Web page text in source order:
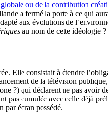
ou de la contribution
a fermé la porte à ce qui
aux évolutions de
au nom de cette idéologie ?
Elle consistait à étendre
de la télévision
?) qui déclarent ne pas avoir
pas cumulée avec celle déjà
par écran possédé.